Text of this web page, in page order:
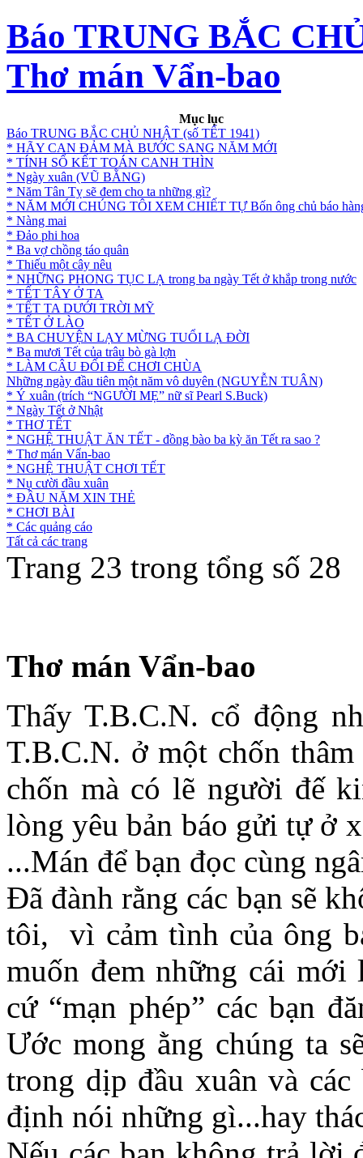
Báo TRUNG BẮC
Thơ mán Vẩn-bao
Mục lục
Báo TRUNG BẮC CHỦ NHẬT (số TẾT 1941)
* HÃY CAN ĐẢM MÀ BƯỚC SANG NĂM MỚI
* TÍNH SỔ KẾT TOÁN CANH THÌN
* Ngày xuân (VŨ BẰNG)
* Năm Tân Tỵ sẽ đem cho ta những gì?
* NĂM MỚI CHÚNG TÔI XEM CHIẾT TỰ Bốn ông chủ báo
* Nàng mai
* Đảo phi hoa
* Ba vợ chồng táo quân
* Thiếu một cây nêu
* NHỮNG PHONG TỤC LẠ trong ba ngày Tết ở khắp trong nước
* TẾT TÂY Ở TA
* TẾT TA DƯỚI TRỜI MỸ
* TẾT Ở LÀO
* BA CHUYỆN LẠY MỪNG TUỔI LẠ ĐỜI
* Ba mươi Tết của trâu bò gà lợn
* LÀM CÂU ĐỐI ĐỂ CHƠI CHÙA
Những ngày đầu tiên một năm vô duyên (NGUYỄN TUÂN)
* Ý xuân (trích “NGƯỜI MẸ” nữ sĩ Pearl S.Buck)
* Ngày Tết ở Nhật
* THƠ TẾT
* NGHỆ THUẬT ĂN TẾT - đồng bào ba kỳ ăn Tết ra sao ?
* Thơ mán Vẩn-bao
* NGHỆ THUẬT CHƠI TẾT
* Nụ cười đầu xuân
* ĐẦU NĂM XIN THẺ
* CHƠI BÀI
* Các quảng cáo
Tất cả các trang
Trang 23 trong tổng số 28
Thơ mán Vẩn-bao
Thấy T.B.C.N. cổ động
T.B.C.N. ở một chốn
chốn mà có lẽ người đế
lòng yêu bản báo gửi tự ở
...Mán để bạn đọc cùng
Đã đành rằng các bạn sẽ
tôi, vì cảm tình của ông
muốn đem những cái mới
cứ “mạn phép” các bạn
Ước mong ằng chúng ta
trong dịp đầu xuân và
định nói những gì...hay